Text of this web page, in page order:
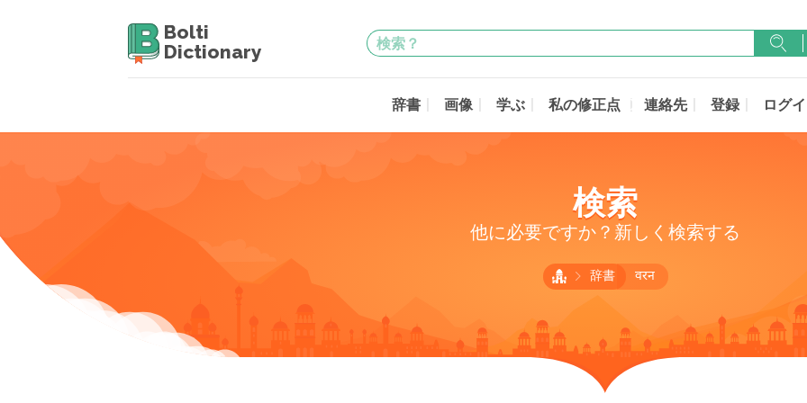
Bolti
Dictionary
辞書 画像 学ぶ 私の修正点 連絡先 登録 ログ
検索
他に必要ですか？新しく検索する
辞書 वरन